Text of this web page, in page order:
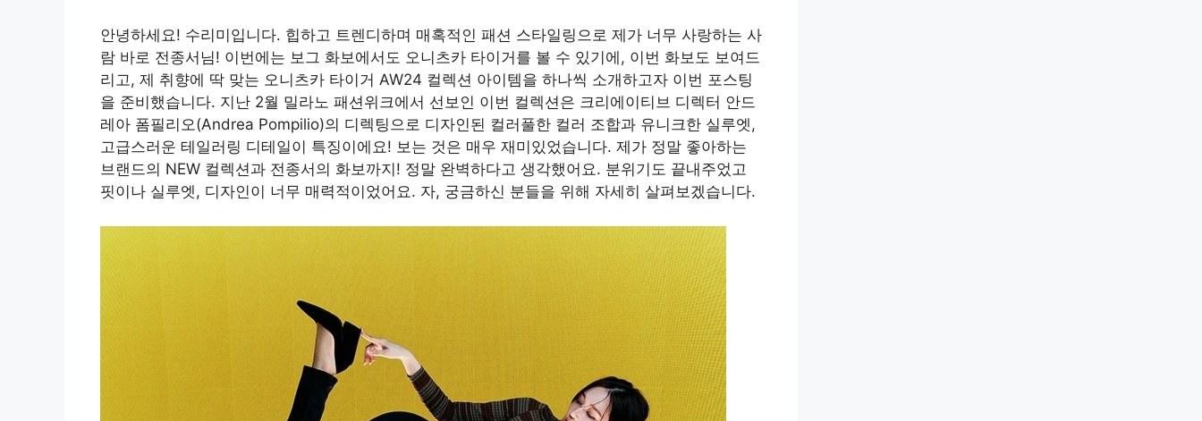
안녕하세요! 수리미입니다. 힙하고 트렌디하며 매혹적인 패션 스타일링으로 제가 너무 사랑하는 사
람 바로 전종서님! 이번에는 보그 화보에서도 오니츠카 타이거를 볼 수 있기에, 이번 화보도 보여드
리고, 제 취향에 딱 맞는 오니츠카 타이거 AW24 컬렉션 아이템을 하나씩 소개하고자 이번 포스팅
을 준비했습니다. 지난 2월 밀라노 패션위크에서 선보인 이번 컬렉션은 크리에이티브 디렉터 안드
레아 폼필리오(Andrea Pompilio)의 디렉팅으로 디자인된 컬러풀한 컬러 조합과 유니크한 실루엣,
고급스러운 테일러링 디테일이 특징이에요! 보는 것은 매우 재미있었습니다. 제가 정말 좋아하는
브랜드의 NEW 컬렉션과 전종서의 화보까지! 정말 완벽하다고 생각했어요. 분위기도 끝내주었고
핏이나 실루엣, 디자인이 너무 매력적이었어요. 자, 궁금하신 분들을 위해 자세히 살펴보겠습니다.